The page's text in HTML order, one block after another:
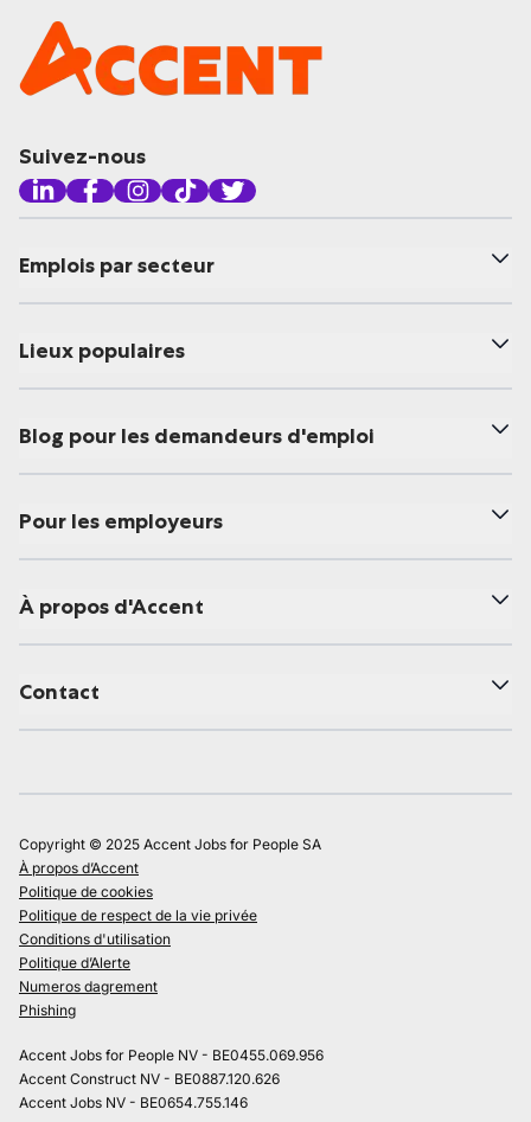
Suivez-nous
Emplois par secteur
Lieux populaires
Blog pour les demandeurs d'emploi
Pour les employeurs
À propos d'Accent
Contact
Copyright © 2025 Accent Jobs for People SA
À propos d’Accent
Politique de cookies
Politique de respect de la vie privée
Conditions d'utilisation
Politique d’Alerte
Numeros dagrement
Phishing
Accent Jobs for People NV - BE0455.069.956
Accent Construct NV - BE0887.120.626
Accent Jobs NV - BE0654.755.146